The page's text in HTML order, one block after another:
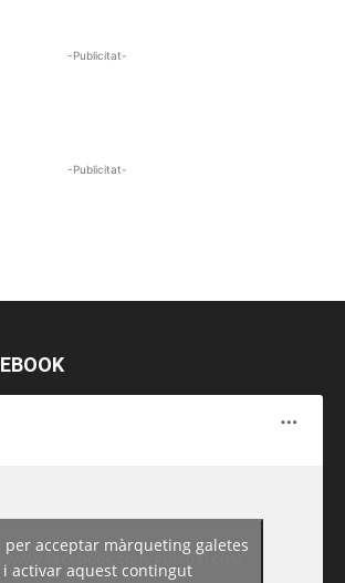
-Publicitat-
-Publicitat-
www.facebook.com/guiadereus/
per acceptar màrqueting galetes
i activar aquest contingut